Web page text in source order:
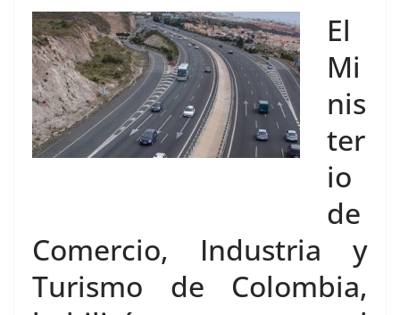
El
Mi
nis
ter
io
de
Comercio, Industria y
Turismo de Colombia,